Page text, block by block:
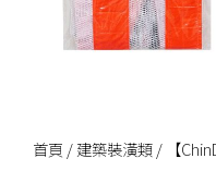
首頁 /建築裝潢類/ 【